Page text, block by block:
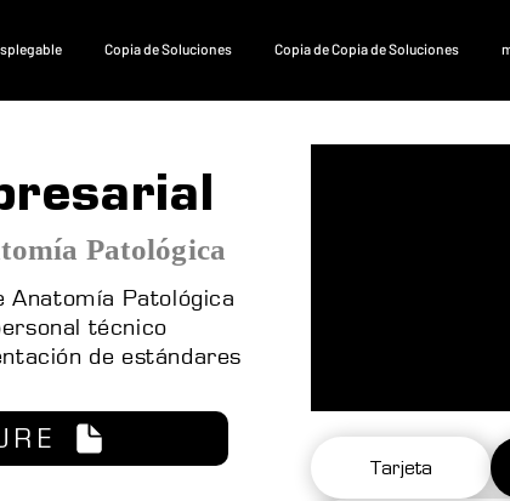
Copia de Soluciones Copia de Copia de Soluciones
Patológica
Anatomía Patológica
técnico
de estándares
Tarjeta